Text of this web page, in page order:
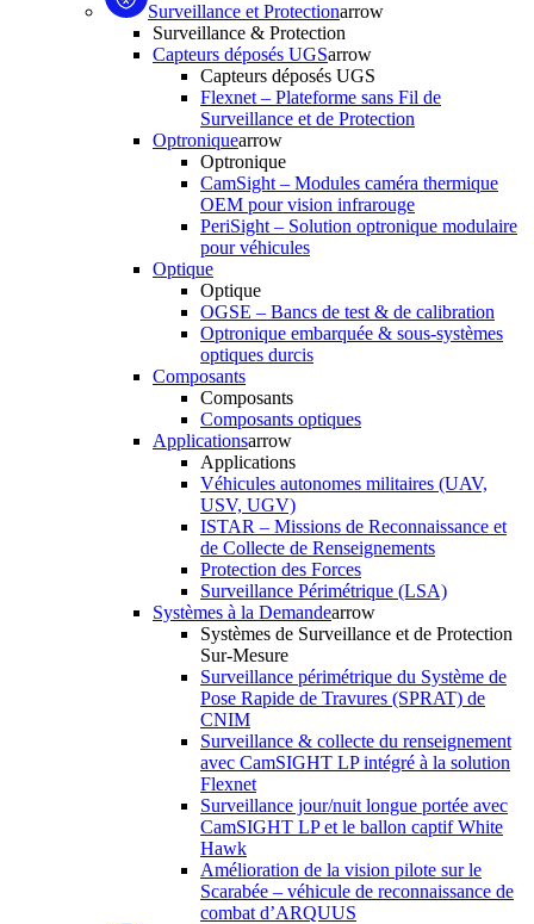
Surveillance et Protectionarrow
Surveillance & Protection
Capteurs déposés UGSarrow
Capteurs déposés UGS
Flexnet – Plateforme sans Fil de
Surveillance et de Protection
Optroniquearrow
Optronique
CamSight – Modules caméra thermique
OEM pour vision infrarouge
PeriSight – Solution optronique modulaire
pour véhicules
Optique
Optique
OGSE – Bancs de test & de calibration
Optronique embarquée & sous-systèmes
optiques durcis
Composants
Composants
Composants optiques
Applicationsarrow
Applications
Véhicules autonomes militaires (UAV,
USV, UGV)
ISTAR – Missions de Reconnaissance et
de Collecte de Renseignements
Protection des Forces
Surveillance Périmétrique (LSA)
Systèmes à la Demandearrow
Systèmes de Surveillance et de Protection
Sur-Mesure
Surveillance périmétrique du Système de
Pose Rapide de Travures (SPRAT) de
CNIM
Surveillance & collecte du renseignement
avec CamSIGHT LP intégré à la solution
Flexnet
Surveillance jour/nuit longue portée avec
CamSIGHT LP et le ballon captif White
Hawk
Amélioration de la vision pilote sur le
Scarabée – véhicule de reconnaissance de
combat d’ARQUUS